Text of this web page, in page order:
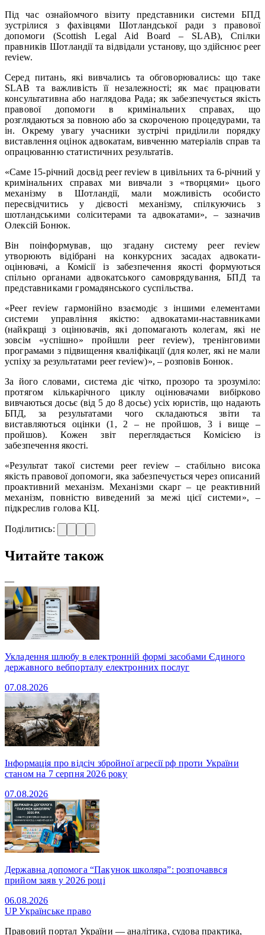
Під час ознайомчого візиту представники системи БПД
зустрілися з фахівцями Шотландської ради з правової
допомоги (Scottish Legal Aid Board – SLAB), Спілки
правників Шотландії та відвідали установу, що здійснює peer
review.
Серед питань, які вивчались та обговорювались: що таке
SLAB та важливість її незалежності; як має працювати
консультативна або наглядова Рада; як забезпечується якість
правової допомоги в кримінальних справах, що
розглядаються за повною або за скороченою процедурами, та
ін. Окрему увагу учасники зустрічі приділили порядку
виставлення оцінок адвокатам, вивченню матеріалів справ та
опрацюванню статистичних результатів.
«Саме 15-річний досвід peer review в цивільних та 6-річний у
кримінальних справах ми вивчали з «творцями» цього
механізму в Шотландії, мали можливість особисто
пересвідчитись у дієвості механізму, спілкуючись з
шотландськими соліситерами та адвокатами», – зазначив
Олексій Бонюк.
Він поінформував, що згадану систему peer review
утворюють відібрані на конкурсних засадах адвокати-
оцінювачі, а Комісії із забезпечення якості формуються
спільно органами адвокатського самоврядування, БПД та
представниками громадянського суспільства.
«Peer review гармонійно взаємодіє з іншими елементами
системи управління якістю: адвокатами-наставниками
(найкращі з оцінювачів, які допомагають колегам, які не
зовсім «успішно» пройшли peer review), тренінговими
програмами з підвищення кваліфікації (для колег, які не мали
успіху за результатами peer review)», – розповів Бонюк.
За його словами, система діє чітко, прозоро та зрозуміло:
протягом кількарічного циклу оцінювачами вибірково
вивчаються досьє (від 5 до 8 досьє) усіх юристів, що надають
БПД, за результатами чого складаються звіти та
виставляються оцінки (1, 2 – не пройшов, 3 і вище –
пройшов). Кожен звіт переглядається Комісією із
забезпечення якості.
«Результат такої системи peer review – стабільно висока
якість правової допомоги, яка забезпечується через описаний
проактивний механізм. Механізми скарг – це реактивний
механізм, повністю виведений за межі цієї системи», –
підкреслив голова КЦ.
Поділитись:
Читайте також
—
Укладення шлюбу в електронній формі засобами Єдиного
державного вебпорталу електронних послуг
07.08.2026
Інформація про відсіч збройної агресії рф проти України
станом на 7 серпня 2026 року
07.08.2026
Державна допомога “Пакунок школяра”: розпочаввся
прийом заяв у 2026 році
06.08.2026
UPУкраїнське право
Правовий портал України — аналітика, судова практика,